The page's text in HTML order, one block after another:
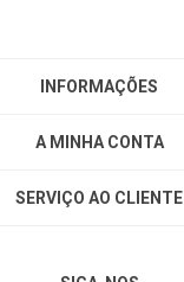
INFORMAÇÕES
A MINHA CONTA
SERVIÇO AO CLIENTE